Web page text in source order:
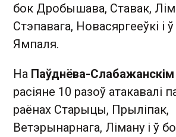
бок Дробышава, Ставак,
Стэпавага, Новасяргееўкі і
Ямпаля.
На Паўднёва-Слабажанскім
расіяне 10 разоў атакавалі
раёнах Старыцы, Прыліпак,
Ветэрынарнага, Ліману і ў